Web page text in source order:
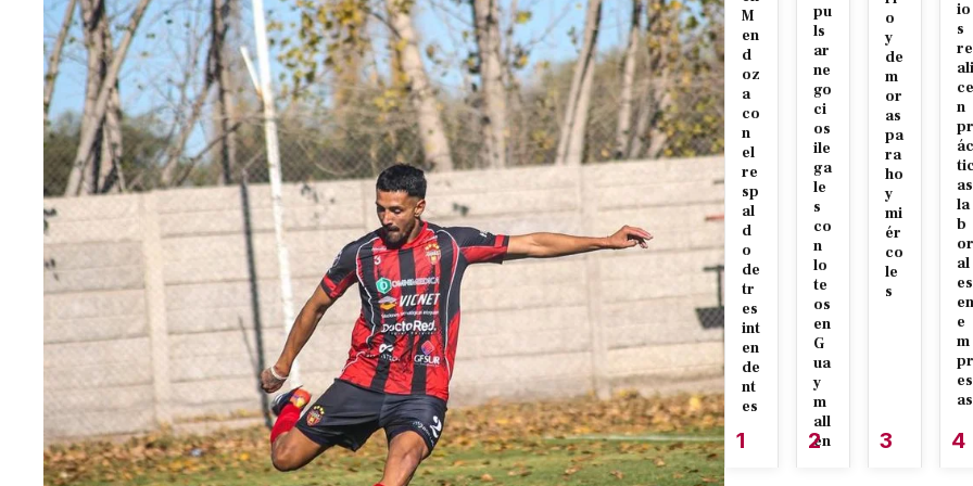
M
en
d
oz
a
co
n
el
re
sp
al
d
o
de
tr
es
int
en
de
nt
es
1
pu
ls
ar
ne
go
ci
os
ile
ga
le
s
co
n
lo
te
os
en
G
ua
y
m
all
én
2
o
y
de
m
or
as
pa
ra
ho
y
mi
ér
co
le
s
3
io
s
re
ali
ce
n
pr
ác
tic
as
la
b
or
al
es
en
e
m
pr
es
as
4